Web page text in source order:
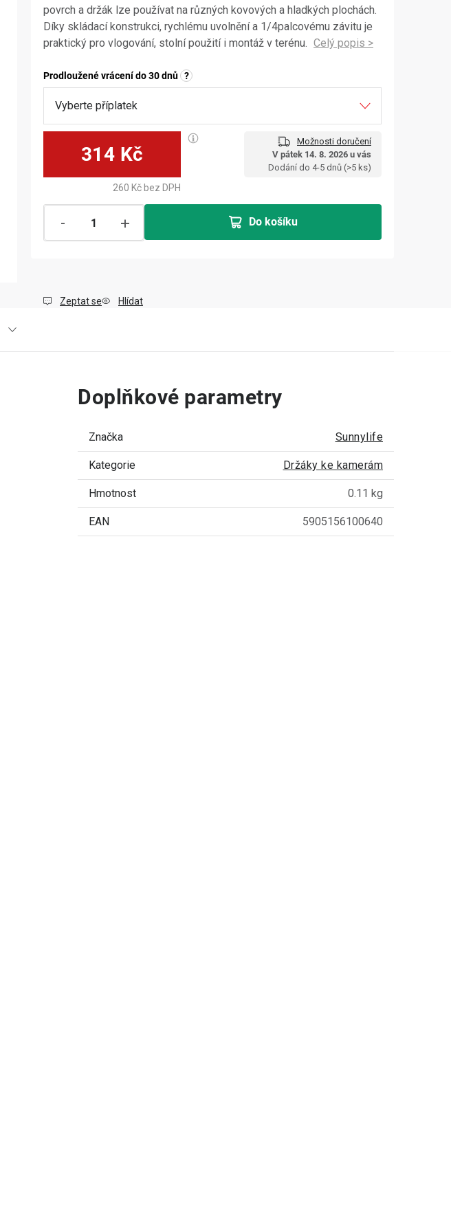
povrch a držák lze používat na různých kovových a hladkých plochách.
Díky skládací konstrukci, rychlému uvolnění a 1/4palcovému závitu je
praktický pro vlogování, stolní použití i montáž v terénu.
Prodloužené vrácení do 30 dnů ?
314 Kč
Možnosti doručení
V pátek 14. 8. 2026 u vás
Dodání do 4-5 dnů (>5 ks)
260 Kč bez DPH
Do košíku
Zeptat se Hlídat
Doplňkové parametry
Značka Sunnylife
Kategorie Držáky ke kamerám
Hmotnost 0.11 kg
EAN 5905156100640